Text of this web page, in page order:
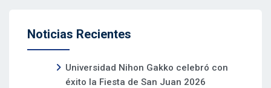
Noticias Recientes
Universidad Nihon Gakko celebró con
éxito la Fiesta de San Juan 2026